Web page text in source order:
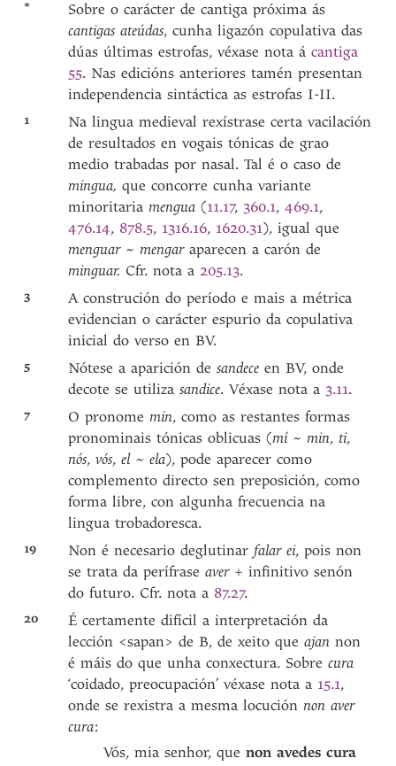
*
Sobre o carácter de cantiga próxima ás
cantigas ateúdas, cunha ligazón copulativa das
dúas últimas estrofas, véxase nota ácantiga
55. Nas edicións anteriores tamén presentan
independencia sintáctica as estrofas I-II.
1
Na lingua medieval rexístrase certa vacilación
de resultados en vogais tónicas de grao
medio trabadas por nasal. Tal é o caso de
mingua, que concorre cunha variante
minoritariamengua (11.17, 360.1,469.1,
476.14, 878.5, 1316.16, 1620.31), igual que
menguar ~mengaraparecen a carón de
minguar. Cfr. nota a 205.13.
3
A construción do período e mais a métrica
evidencian o carácter espurio da copulativa
inicial do verso en BV.
5 Nótese a aparición desandeceen BV, onde
decote se utilizasandice. Véxase nota a 3.11.
7 O pronomemin, como as restantes formas
pronominais tónicas oblicuas (mí ~ min, ti,
nós, vós, el ~ ela), pode aparecer como
complemento directo sen preposición, como
forma libre, con algunha frecuencia na
lingua trobadoresca.
19 Non é necesario deglutinarfalar ei, pois non
se trata da perífraseaver + infinitivo senón
do futuro. Cfr. nota a 87.27.
20
É certamente difícil a interpretación da
lección <sapan> de B, de xeito queajannon
é máis do que unha conxectura. Sobrecura
‘coidado, preocupación’ véxase nota a 15.1,
onde se rexistra a mesma locuciónnon aver
cura:
Vós, mia senhor, quenon avedes cura